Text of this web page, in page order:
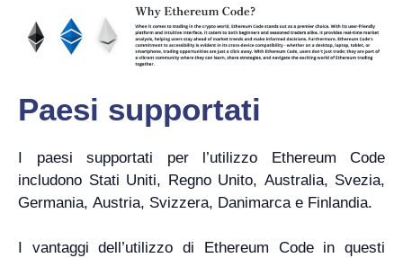
Paesi supportati
I paesi supportati per l’utilizzo Ethereum Code
includono Stati Uniti, Regno Unito, Australia, Svezia,
Germania, Austria, Svizzera, Danimarca e Finlandia.
I vantaggi dell’utilizzo di Ethereum Code in questi